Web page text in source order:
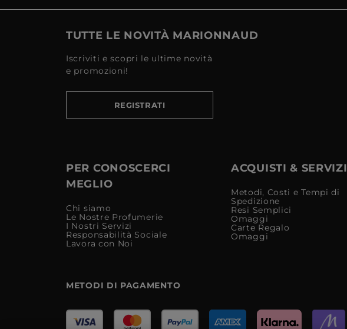
TUTTE LE NOVITÀ MARIONNAUD
Iscriviti e scopri le ultime novità
e promozioni!
REGISTRATI
PER CONOSCERCI
MEGLIO
Chi siamo
Le Nostre Profumerie
I Nostri Servizi
Responsabilità Sociale
Lavora con Noi
ACQUISTI & SERVIZI
Metodi, Costi e Tempi di
Spedizione
Resi Semplici
Omaggi
Carte Regalo
Omaggi
METODI DI PAGAMENTO